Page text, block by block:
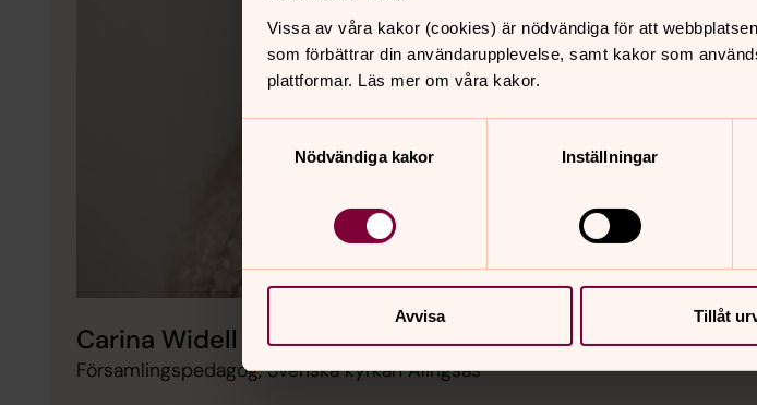
Vissa av våra kakor (cookies) är nödvändiga för att
som förbättrar din användarupplevelse, samt kakor som
plattformar. Läs mer om våra kakor.
Nödvändiga kakor
Inställningar
Avvisa Tillåt
Carina Widell
Församlingspedagog, Svenska kyrkan Alingsås